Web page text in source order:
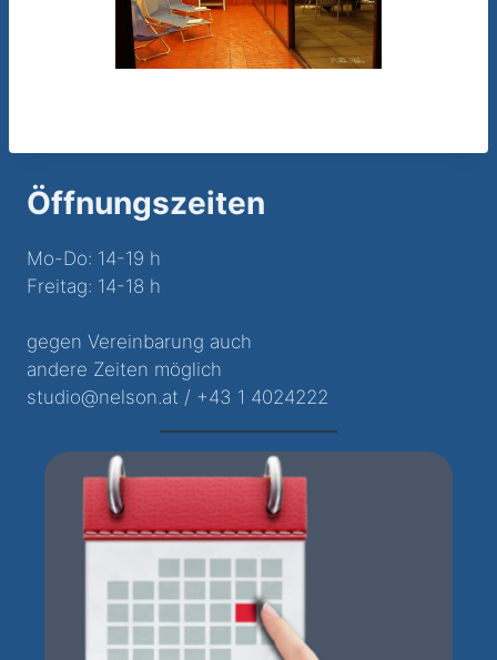
Öffnungszeiten
Mo-Do: 14-19 h
Freitag: 14-18 h
gegen Vereinbarung auch
andere Zeiten möglich
studio@nelson.at / +43 1 4024222